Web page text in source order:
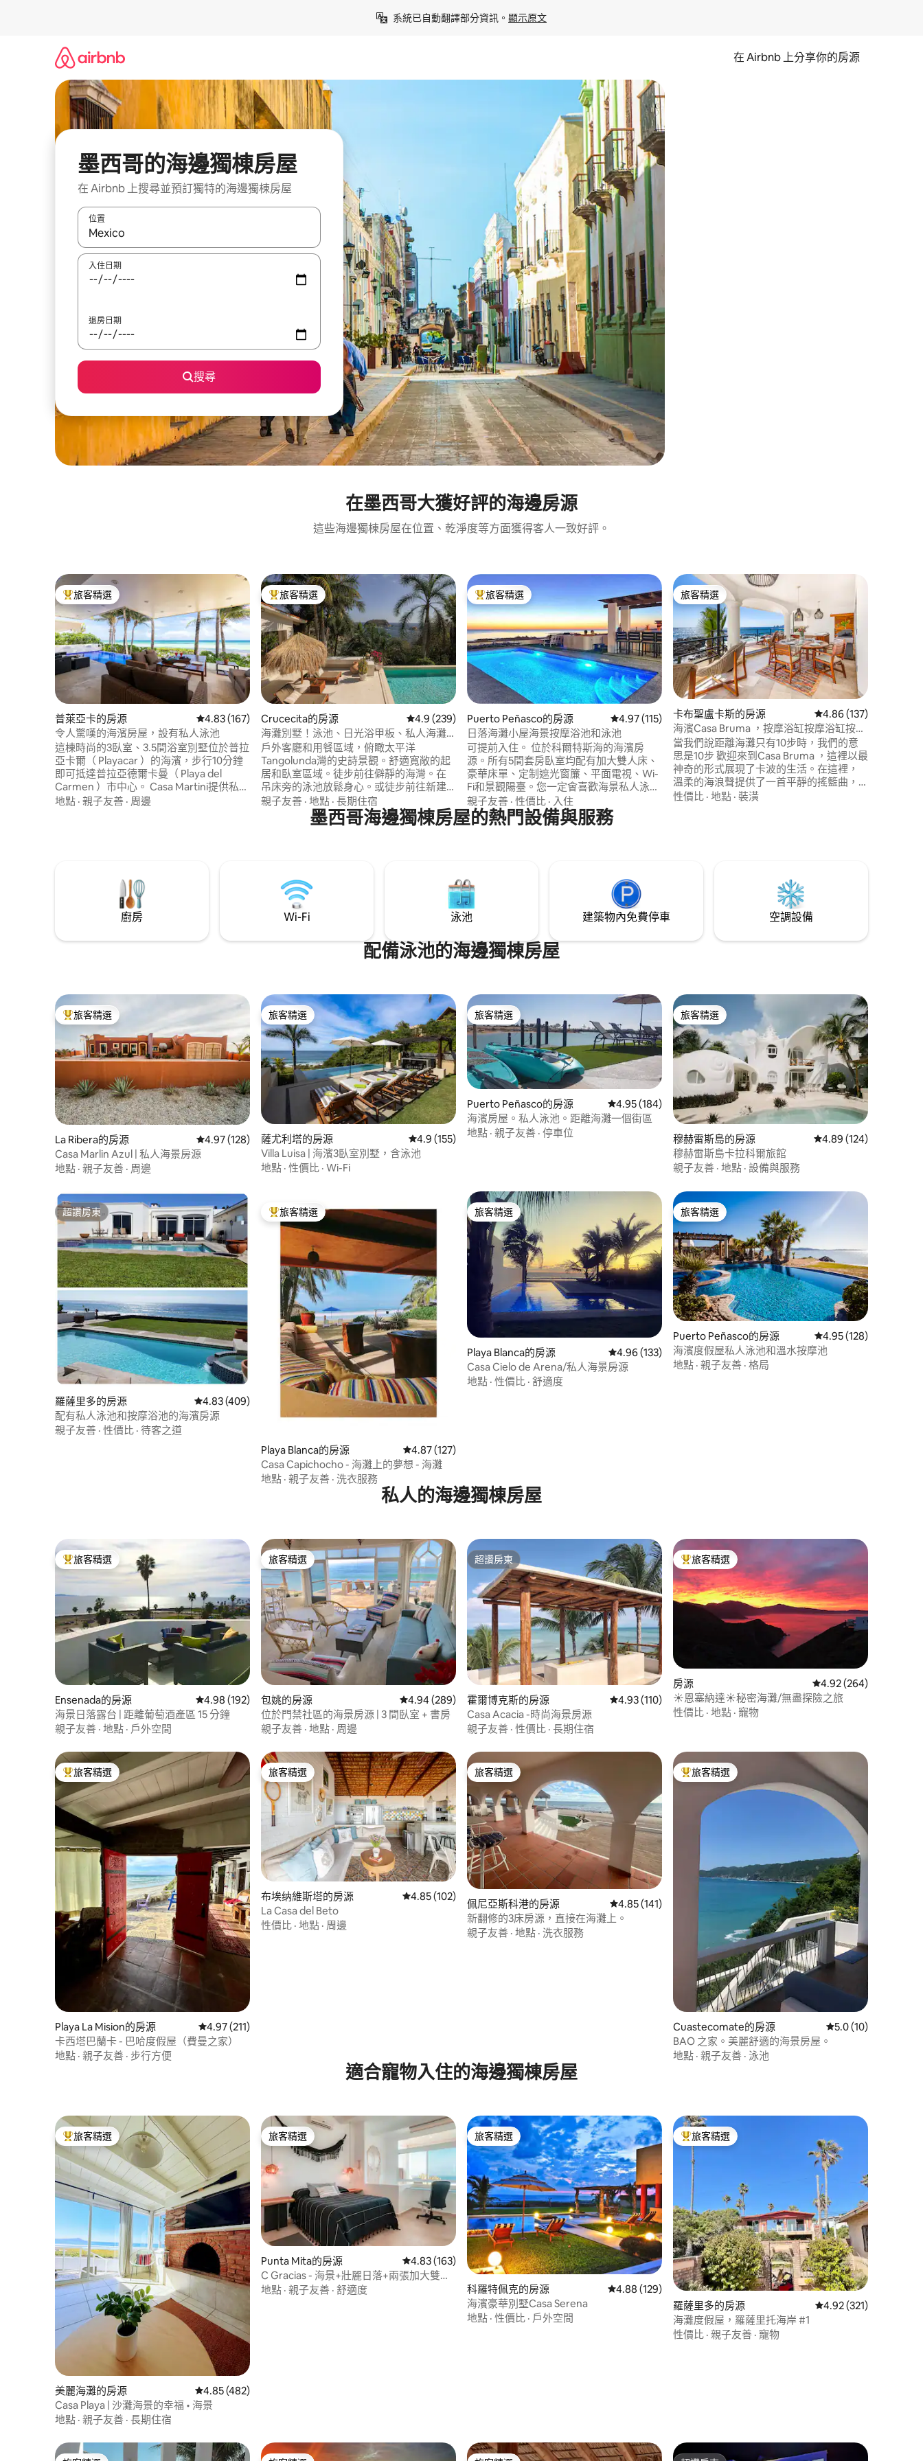
系統已自動翻譯部分資訊。 顯示原文
在 Airbnb 上分享你的房源
墨西哥的海邊獨棟房屋
在 Airbnb 上搜尋並預訂獨特的海邊獨棟房屋
位置
如有搜尋結果，瀏覽內容時請使用上下箭頭，或輕點、滑動裝置。
入住日期
退房日期
搜尋
在墨西哥大獲好評的海邊房源
這些海邊獨棟房屋在位置、乾淨度等方面獲得客人一致好評。
旅客精選榜首
旅客精選
普萊亞卡的房源 從 167 則評價中獲得 4.83 的平均評分（滿分 5 分）
4.83 (167)
令人驚嘆的海濱房屋，設有私人泳池
這棟時尚的3臥室、3.5間浴室別墅位於普拉
亞卡爾（ Playacar ）的海濱，步行10分鐘
即可抵達普拉亞德爾卡曼（ Playa del
Carmen ）市中心。 Casa Martini提供私人
室外泳池、免費Wi-Fi、設備齊全的廚房、
地點 · 親子友善 · 周邊
旅客精選榜首
旅客精選
Crucecita的房源 從 239 則評價中獲得 4.9 的平均評分（滿分 5 分）
4.9 (239)
海灘別墅！泳池、日光浴甲板、私人海灘+
16人
戶外客廳和用餐區域，俯瞰太平洋
Tangolunda灣的史詩景觀。舒適寬敞的起
居和臥室區域。徒步前往僻靜的海灣。在
吊床旁的泳池放鬆身心。或徒步前往新建
的日光浴甲板！ 距離La Crucecita
Centro、購物、餐廳和該地區的其他30多
個海灘僅10分鐘路程。或留在家中，使用
親子友善 · 地點 · 長期住宿
旅客精選榜首
旅客精選
Puerto Peñasco的房源 從 115 則評價中獲得 4.97 的平均評分（滿分 5 分）
4.97 (115)
日落海灘小屋海景按摩浴池和泳池
可提前入住。 位於科爾特斯海的海濱房
源。所有5間套房臥室均配有加大雙人床、
豪華床單、定制遮光窗簾、平面電視、Wi-
Fi和景觀陽臺。您一定會喜歡海景私人泳池
和按摩浴缸，海景和日落景觀！請向我們
詢問在Islas Del Mar社區內的Jack Nicklaus
Signature Golf Course高爾夫球場的房客
親子友善 · 性價比 · 入住
旅客精選
旅客精選
卡布聖盧卡斯的房源 從 137 則評價中獲得
4.86 (137)
海濱Casa Bruma ，按摩浴缸按摩浴缸按
摩。
當我們說距離海灘只有10步時，我們的意
思是10步 歡迎來到Casa Bruma ，這裡以最
神奇的形式展現了卡波的生活。在這裡，
溫柔的海浪聲提供了一首平靜的搖籃曲，
讓您入睡，每天早上，您都會醒來，感受
性價比 · 地點 · 裝潢
墨西哥海邊獨棟房屋的熱門設備與服務
廚房 Wi-Fi 泳池 建築物內免費停車 空調設備
配備泳池的海邊獨棟房屋
旅客精選榜首
旅客精選
La Ribera的房源 從 128 則評價中獲得 4.97 的平均評分（滿分 5 分）
4.97 (128)
Casa Marlin Azul | 私人海景房源
地點 · 親子友善 · 周邊
旅客精選
旅客精選
薩尤利塔的房源 從 155 則評價中獲得 4.9 的平均評分（滿分 5 分）
4.9 (155)
Villa Luisa | 海濱3臥室別墅，含泳池
地點 · 性價比 · Wi-Fi
旅客精選
旅客精選
Puerto Peñasco的房源 從 184 則評價中獲得 4.95 的平均評分（滿分 5 分）
4.95 (184)
海濱房屋。私人泳池。距離海灘一個街區
地點 · 親子友善 · 停車位
旅客精選
旅客精選
穆赫雷斯島的房源 從 124 則評價中獲得
4.89 (124)
穆赫雷斯島卡拉科爾旅館
親子友善 · 地點 · 設備與服務
超讚房東
超讚房東
羅薩里多的房源 從 409 則評價中獲得 4.83 的平均評分（滿分 5 分）
4.83 (409)
配有私人泳池和按摩浴池的海濱房源
親子友善 · 性價比 · 待客之道
旅客精選榜首
旅客精選
Playa Blanca的房源 從 127 則評價中獲得 4.87 的平均評分（滿分 5 分）
4.87 (127)
Casa Capichocho - 海灘上的夢想 - 海灘
地點 · 親子友善 · 洗衣服務
旅客精選
旅客精選
Playa Blanca的房源 從 133 則評價中獲得 4.96 的平均評分（滿分 5 分）
4.96 (133)
Casa Cielo de Arena/私人海景房源
地點 · 性價比 · 舒適度
旅客精選
旅客精選
Puerto Peñasco的房源 從 128 則評價中獲得
4.95 (128)
海濱度假屋私人泳池和溫水按摩池
地點 · 親子友善 · 格局
私人的海邊獨棟房屋
旅客精選榜首
旅客精選
Ensenada的房源 從 192 則評價中獲得 4.98 的平均評分（滿分 5 分）
4.98 (192)
海景日落露台 | 距離葡萄酒產區 15 分鐘
親子友善 · 地點 · 戶外空間
旅客精選
旅客精選
包姚的房源 從 289 則評價中獲得 4.94 的平均評分（滿分 5 分）
4.94 (289)
位於門禁社區的海景房源 | 3 間臥室 + 書房
親子友善 · 地點 · 周邊
超讚房東
超讚房東
霍爾博克斯的房源 從 110 則評價中獲得 4.93 的平均評分（滿分 5 分）
4.93 (110)
Casa Acacia -時尚海景房源
親子友善 · 性價比 · 長期住宿
旅客精選榜首
旅客精選
房源 從 264 則評價中獲得
4.92 (264)
☀恩塞納達☀秘密海灘/無盡探險之旅
性價比 · 地點 · 寵物
旅客精選榜首
旅客精選
Playa La Mision的房源 從 211 則評價中獲得 4.97 的平均評分（滿分 5 分）
4.97 (211)
卡西塔巴蘭卡 - 巴哈度假屋（費曼之家）
地點 · 親子友善 · 步行方便
旅客精選
旅客精選
布埃纳維斯塔的房源 從 102 則評價中獲得 4.85 的平均評分（滿分 5 分）
4.85 (102)
La Casa del Beto
性價比 · 地點 · 周邊
旅客精選
旅客精選
佩尼亞斯科港的房源 從 141 則評價中獲得 4.85 的平均評分（滿分 5 分）
4.85 (141)
新翻修的3床房源，直接在海灘上。
親子友善 · 地點 · 洗衣服務
旅客精選榜首
旅客精選
Cuastecomate的房源 從 10 則評價中獲得
5.0 (10)
BAO 之家。美麗舒適的海景房屋。
地點 · 親子友善 · 泳池
適合寵物入住的海邊獨棟房屋
旅客精選榜首
旅客精選
美麗海灘的房源 從 482 則評價中獲得 4.85 的平均評分（滿分 5 分）
4.85 (482)
Casa Playa | 沙灘海景的幸福 • 海景
地點 · 親子友善 · 長期住宿
旅客精選
旅客精選
Punta Mita的房源 從 163 則評價中獲得 4.83 的平均評分（滿分 5 分）
4.83 (163)
C Gracias - 海景+壯麗日落+兩張加大雙人
床
地點 · 親子友善 · 舒適度
旅客精選
旅客精選
科羅特佩克的房源 從 129 則評價中獲得 4.88 的平均評分（滿分 5 分）
4.88 (129)
海濱豪華別墅Casa Serena
地點 · 性價比 · 戶外空間
旅客精選榜首
旅客精選
羅薩里多的房源 從 321 則評價中獲得
4.92 (321)
海灘度假屋，羅薩里托海岸 #1
性價比 · 親子友善 · 寵物